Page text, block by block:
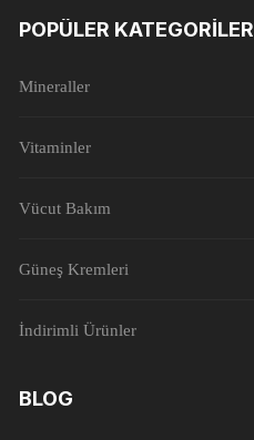
POPÜLER KATEGORILER
Mineraller
Vitaminler
Vücut Bakım
Güneş Kremleri
İndirimli Ürünler
BLOG